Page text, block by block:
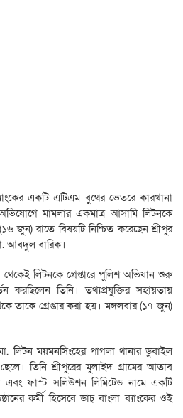
একটি এটিএম বুথের ভেতরে কারখানা
মামলার একমাত্র আসামি লিটনকে
জুন) রাতে বিষয়টি নিশ্চিত করেছেন শ্রীপুর
আবদুল বারিক।
থেকেই লিটনকে গ্রেপ্তারে পুলিশ অভিযান শুরু
করছিলেন তিনি। তথ্যপ্রযুক্তির সহায়তায়
তাকে গ্রেপ্তার করা হয়। মঙ্গলবার (১৭ জুন)
লিটন ময়মনসিংহের পাগলা থানার ডুবাইল
তিনি শ্রীপুরের মুলাইদ গ্রামের আতাব
এবং ফাস্ট সলিউশন লিমিটেড নামে একটি
কর্মী হিসেবে ডাচ্ বাংলা ব্যাংকের ওই